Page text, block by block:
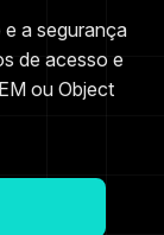
a segurança
de acesso e
ou Object